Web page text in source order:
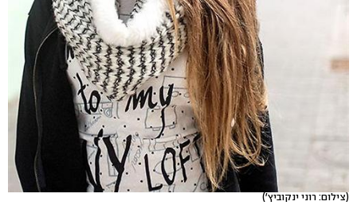
(צילום: רוני ינקוביץ')